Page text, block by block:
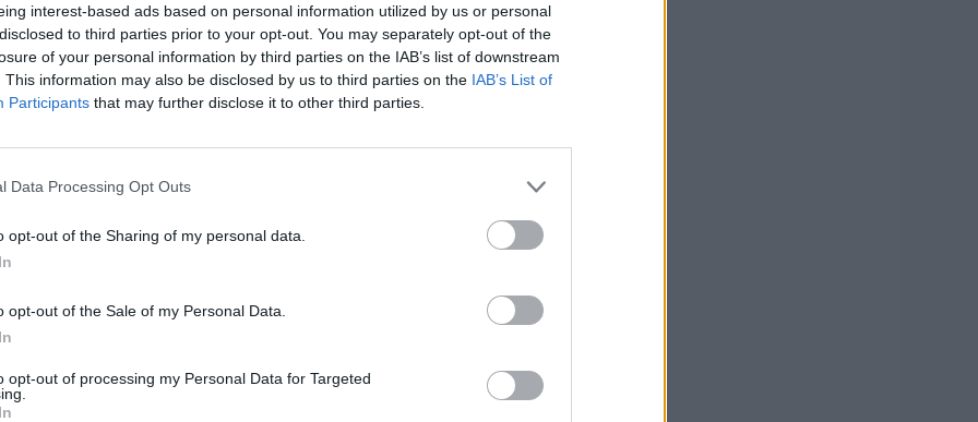
interest-based ads based on personal information utilized by us or personal
to third parties prior to your opt-out. You may separately opt-out of the
of your personal information by third parties on the IAB’s list of downstream
This information may also be disclosed by us to third parties on the IAB’s List of
Participants that may further disclose it to other third parties.
Data Processing Opt Outs
opt-out of the Sharing of my personal data.
opt-out of the Sale of my Personal Data.
opt-out of processing my Personal Data for Targeted
Πριν 3 ημέρες
«κόκκινο»